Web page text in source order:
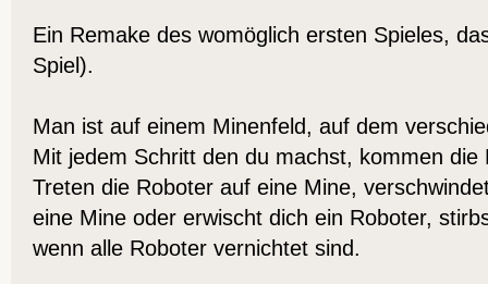
Ein Remake des womöglich ersten Spieles,
Spiel).
Man ist auf einem Minenfeld, auf dem
Mit jedem Schritt den du machst, kommen die
Treten die Roboter auf eine Mine,
eine Mine oder erwischt dich ein Roboter,
wenn alle Roboter vernichtet sind.